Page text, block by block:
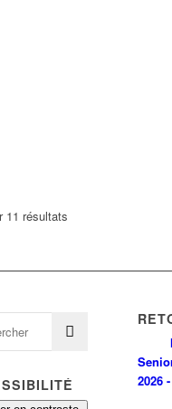
11 résultats
2026